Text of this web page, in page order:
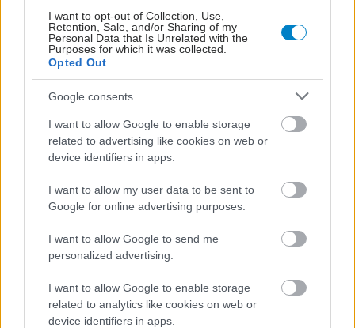
I want to opt-out of Collection, Use,
Retention, Sale, and/or Sharing of my
Personal Data that Is Unrelated with the
Purposes for which it was collected.
Opted Out
Google consents
I want to allow Google to enable storage
related to advertising like cookies on web or
device identifiers in apps.
I want to allow my user data to be sent to
Google for online advertising purposes.
I want to allow Google to send me
personalized advertising.
I want to allow Google to enable storage
related to analytics like cookies on web or
device identifiers in apps.